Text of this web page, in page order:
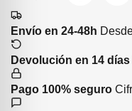
Envío en 24-48h
Devolución en 14 días
Pago 100% seguro